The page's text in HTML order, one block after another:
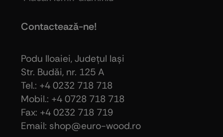
Contactează-ne!
Podu Iloaiei, Judeţul Iaşi
Str. Budăi, nr. 125 A
Tel.: +4 0232 718 718
Mobil.: +4 0728 718 718
Fax: +4 0232 718 719
Email: shop@euro-wood.ro